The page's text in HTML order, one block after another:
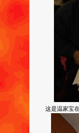
这是温家宝在